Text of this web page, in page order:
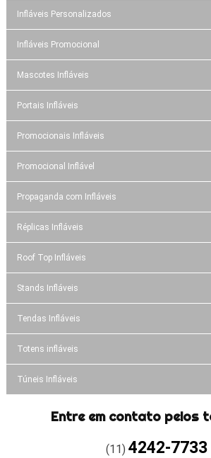
Infláveis Personalizados
Infláveis Promocional
Mascotes Infláveis
Portais Infláveis
Promocionais Infláveis
Promocional Inflável
Propaganda com Infláveis
Réplicas Infláveis
Roof Top Infláveis
Stands Infláveis
Tendas Infláveis
Totens infláveis
Túneis Infláveis
Entre em contato pelos
(11) 4242-7733